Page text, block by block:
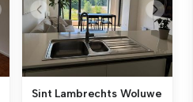
Sint Lambrechts Woluwe